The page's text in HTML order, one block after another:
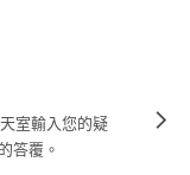
室輸入您的疑
答覆。